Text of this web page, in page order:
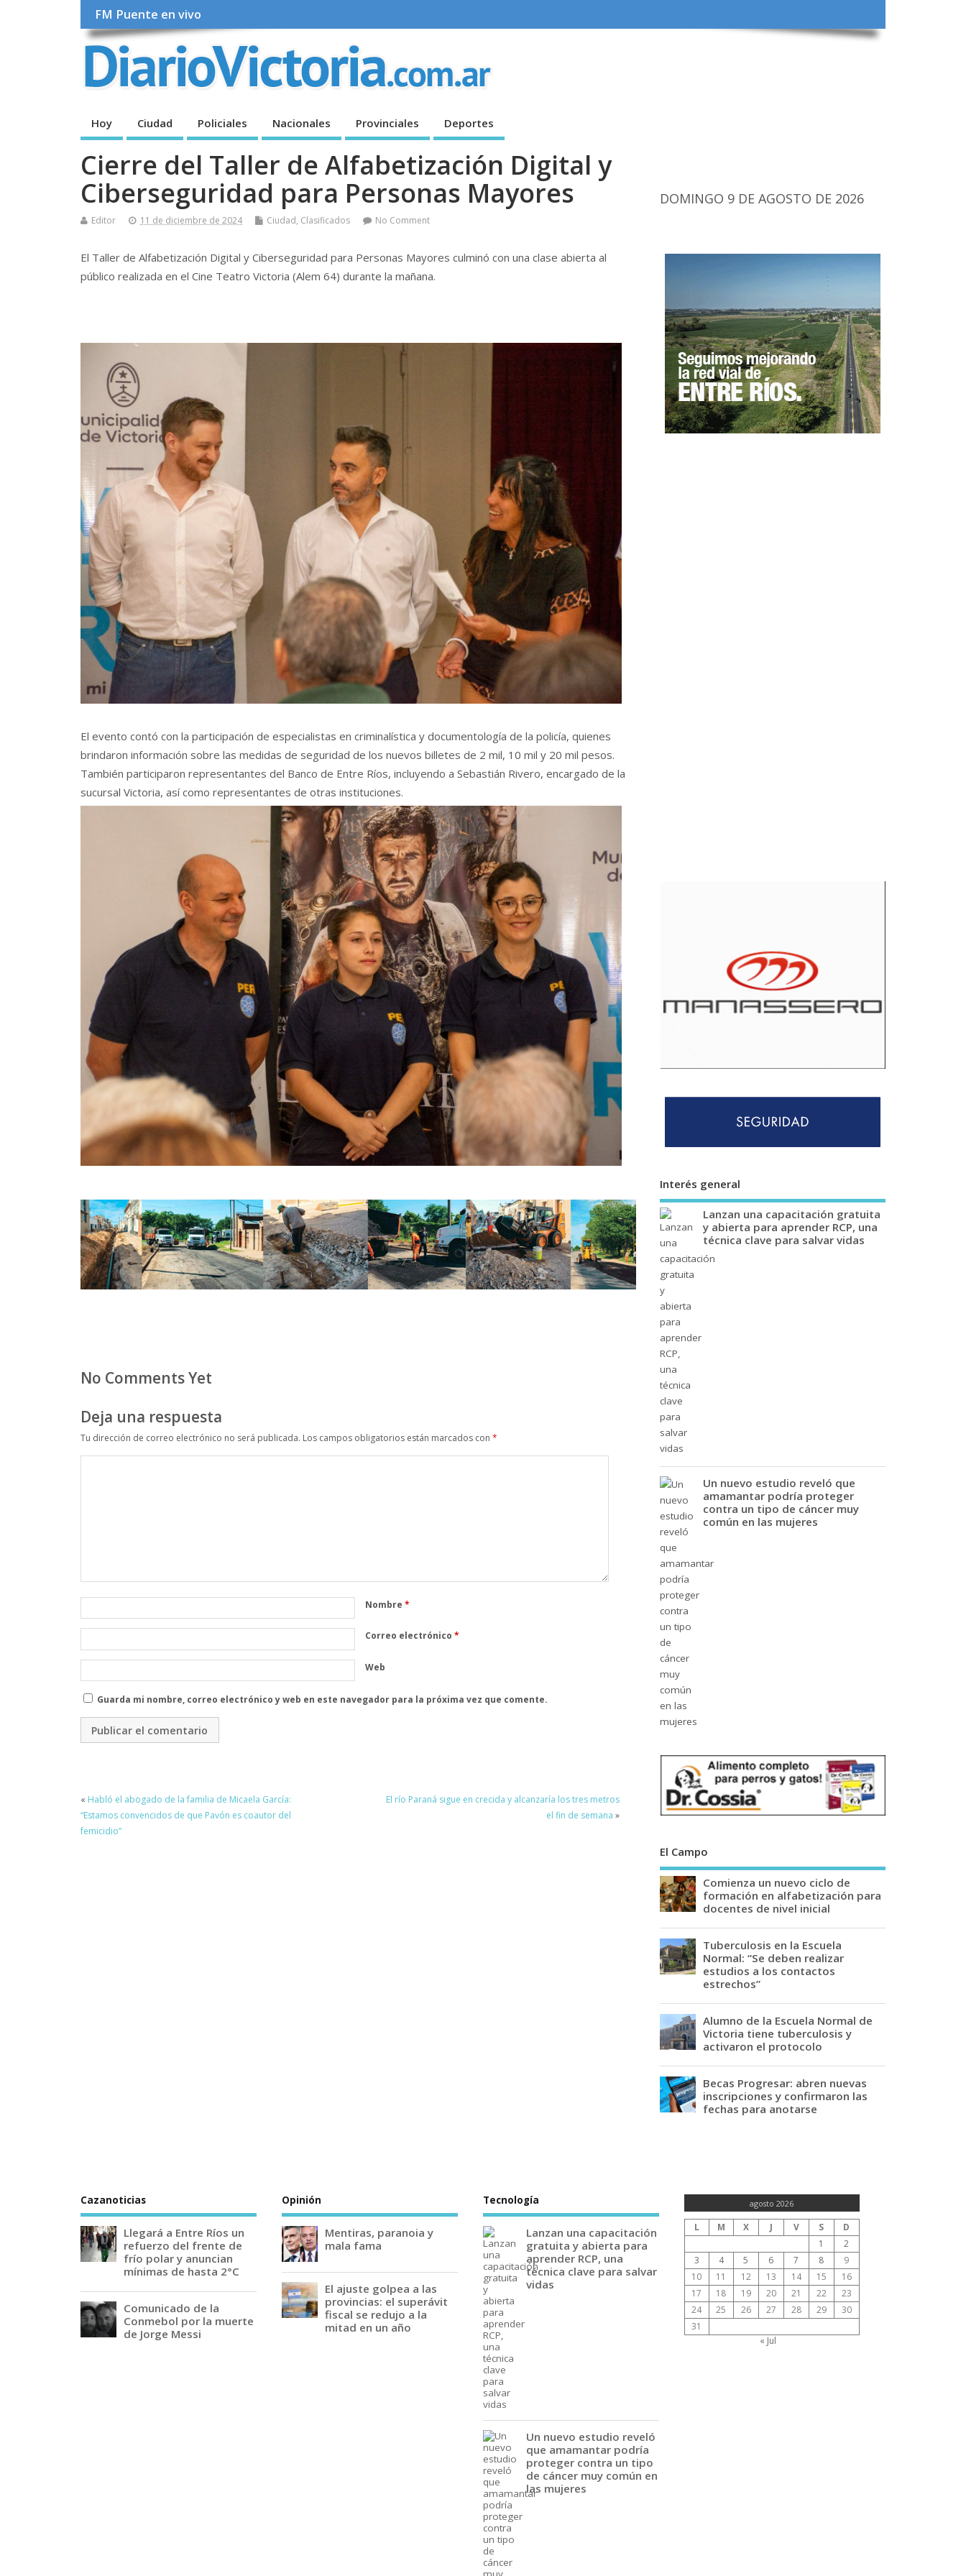
FM Puente en vivo
Hoy Ciudad Policiales Nacionales Provinciales Deportes
Cierre del Taller de Alfabetización Digital y
Ciberseguridad para Personas Mayores
Editor 11 de diciembre de 2024 Ciudad, Clasificados No Comment
El Taller de Alfabetización Digital y Ciberseguridad para Personas Mayores culminó con una clase abierta al
público realizada en el Cine Teatro Victoria (Alem 64) durante la mañana.
El evento contó con la participación de especialistas en criminalística y documentología de la policía, quienes
brindaron información sobre las medidas de seguridad de los nuevos billetes de 2 mil, 10 mil y 20 mil pesos.
También participaron representantes del Banco de Entre Ríos, incluyendo a Sebastián Rivero, encargado de la
sucursal Victoria, así como representantes de otras instituciones.
No Comments Yet
Deja una respuesta
Tu dirección de correo electrónico no será publicada. Los campos obligatorios están marcados con *
Nombre *
Correo electrónico *
Web
Guarda mi nombre, correo electrónico y web en este navegador para la próxima vez que comente.
« Habló el abogado de la familia de Micaela García:
“Estamos convencidos de que Pavón es coautor del
femicidio”
El río Paraná sigue en crecida y alcanzaría los tres metros
el fin de semana »
DOMINGO 9 DE AGOSTO DE 2026
Interés general
Lanzan una capacitación gratuita
y abierta para aprender RCP, una
técnica clave para salvar vidas
Un nuevo estudio reveló que
amamantar podría proteger
contra un tipo de cáncer muy
común en las mujeres
El Campo
Comienza un nuevo ciclo de
formación en alfabetización para
docentes de nivel inicial
Tuberculosis en la Escuela
Normal: “Se deben realizar
estudios a los contactos
estrechos”
Alumno de la Escuela Normal de
Victoria tiene tuberculosis y
activaron el protocolo
Becas Progresar: abren nuevas
inscripciones y confirmaron las
fechas para anotarse
Cazanoticias
Llegará a Entre Ríos un
refuerzo del frente de
frío polar y anuncian
mínimas de hasta 2°C
Comunicado de la
Conmebol por la muerte
de Jorge Messi
Opinión
Mentiras, paranoia y
mala fama
El ajuste golpea a las
provincias: el superávit
fiscal se redujo a la
mitad en un año
Tecnología
Lanzan una capacitación
gratuita y abierta para
aprender RCP, una
técnica clave para salvar
vidas
Un nuevo estudio reveló
que amamantar podría
proteger contra un tipo
de cáncer muy común en
las mujeres
agosto 2026
L M X J V S
D
1
2
3
4 5 6 7 8
9
10
11 12 13 14 15
16
17
18 19 20 21 22
23
24
25 26 27 28 29
30
31
« Jul